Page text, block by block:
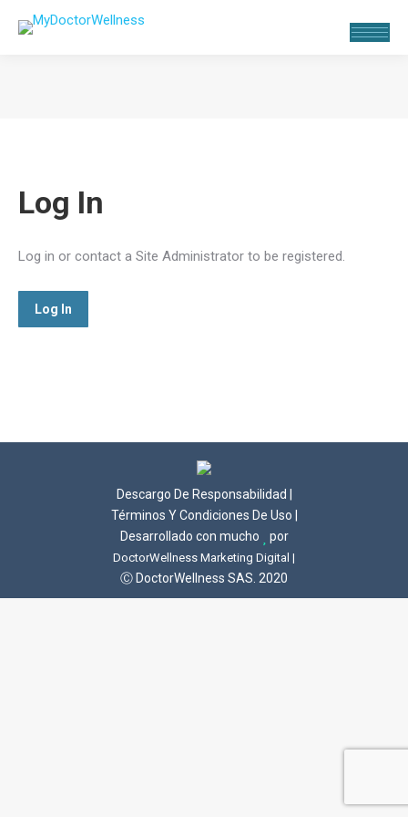
Log In
Log in or contact a Site Administrator to be registered.
Log In
Descargo De Responsabilidad
Términos Y Condiciones De Uso
Desarrollado con mucho
por
DoctorWellness Marketing Digital |
Ⓒ DoctorWellness SAS. 2020